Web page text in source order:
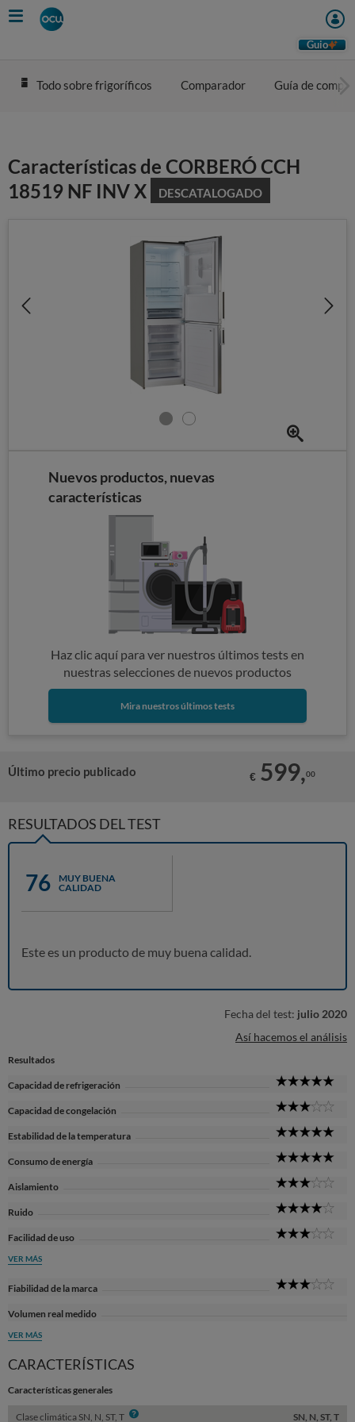
Skip
to
Guio
Todo sobre frigoríficos Comparador Guía de compra
Características de CORBERÓ CCH
18519 NF INV X
DESCATALOGADO
Nuevos productos, nuevas
características
Haz clic aquí para ver nuestros últimos tests en
nuestras selecciones de nuevos productos
Mira nuestros últimos tests
Último precio publicado € 599,00
RESULTADOS DEL TEST
76
MUY BUENA
CALIDAD
Este es un producto de muy buena calidad.
Fecha del test: julio 2020
Así hacemos el análisis
Resultados
Capacidad de refrigeración
Capacidad de congelación
Estabilidad de la temperatura
Consumo de energía
Aislamiento
Ruido
Facilidad de uso
VER MÁS
Fiabilidad de la marca
Volumen real medido
VER MÁS
CARACTERÍSTICAS
Características generales
Clase climática SN, N, ST, T Info SN, N, ST, T